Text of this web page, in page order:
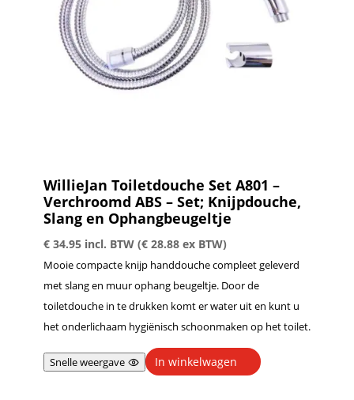
WillieJan Toiletdouche Set A801 –
Verchroomd ABS – Set; Knijpdouche,
Slang en Ophangbeugeltje
€34.95 incl. BTW (€28.88ex BTW)
Mooie compacte knijp handdouche compleet geleverd
met slang en muur ophang beugeltje. Door de
toiletdouche in te drukken komt er water uit en kunt u
het onderlichaam hygiënisch schoonmaken op het toilet.
Snelle weergave In winkelwagen